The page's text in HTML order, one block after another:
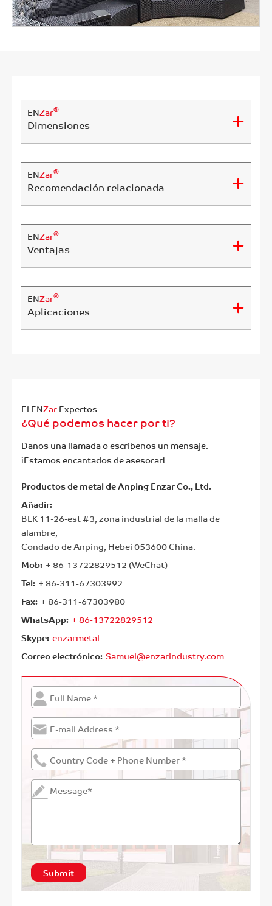
ENZar®
Dimensiones
ENZar®
Recomendación relacionada
ENZar®
Ventajas
ENZar®
Aplicaciones
El ENZarExpertos
¿Qué podemos hacer por ti?
Danos una llamada o escríbenos un mensaje.
¡Estamos encantados de asesorar!
Productos de metal de Anping Enzar Co., Ltd.
Añadir:
BLK 11-26-est #3, zona industrial de la malla de
alambre,
Condado de Anping, Hebei 053600 China.
Mob: + 86-13722829512 (WeChat)
Tel: + 86-311-67303992
Fax: + 86-311-67303980
WhatsApp: + 86-13722829512
Skype: enzarmetal
Correo electrónico: Samuel@enzarindustry.com
Submit